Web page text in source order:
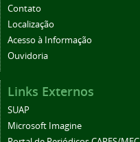
Contato
Localização
Acesso à Informação
Ouvidoria
Links Externos
SUAP
Microsoft Imagine